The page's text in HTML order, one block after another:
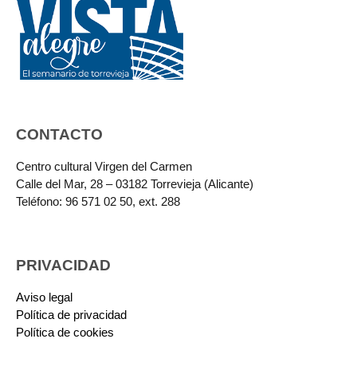
CONTACTO
Centro cultural Virgen del Carmen
Calle del Mar, 28 – 03182 Torrevieja (Alicante)
Teléfono: 96 571 02 50, ext. 288
PRIVACIDAD
Aviso legal
Política de privacidad
Política de cookies